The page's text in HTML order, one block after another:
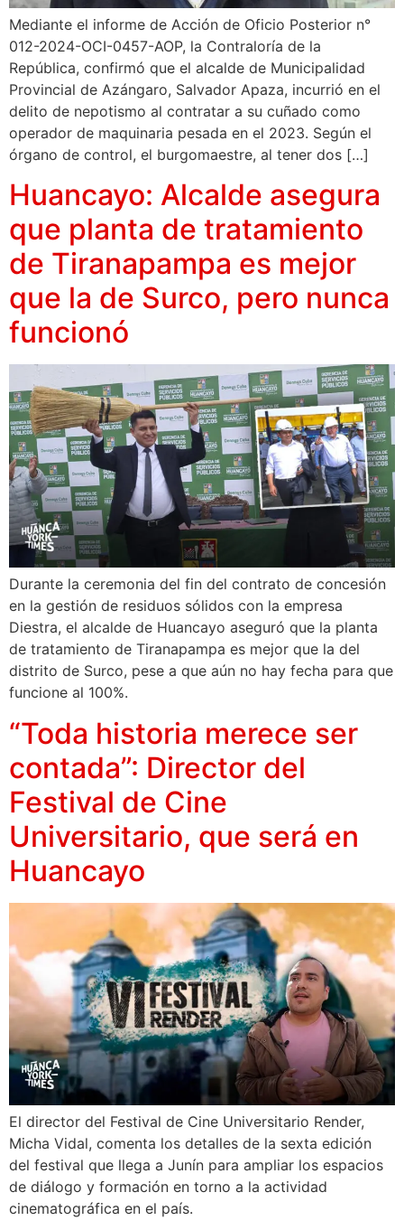
Mediante el informe de Acción de Oficio Posterior n°
012-2024-OCI-0457-AOP, la Contraloría de la
República, confirmó que el alcalde de Municipalidad
Provincial de Azángaro, Salvador Apaza, incurrió en el
delito de nepotismo al contratar a su cuñado como
operador de maquinaria pesada en el 2023. Según el
órgano de control, el burgomaestre, al tener dos […]
Huancayo: Alcalde asegura
que planta de tratamiento
de Tiranapampa es mejor
que la de Surco, pero nunca
funcionó
Durante la ceremonia del fin del contrato de concesión
en la gestión de residuos sólidos con la empresa
Diestra, el alcalde de Huancayo aseguró que la planta
de tratamiento de Tiranapampa es mejor que la del
distrito de Surco, pese a que aún no hay fecha para que
funcione al 100%.
“Toda historia merece ser
contada”: Director del
Festival de Cine
Universitario, que será en
Huancayo
El director del Festival de Cine Universitario Render,
Micha Vidal, comenta los detalles de la sexta edición
del festival que llega a Junín para ampliar los espacios
de diálogo y formación en torno a la actividad
cinematográfica en el país.